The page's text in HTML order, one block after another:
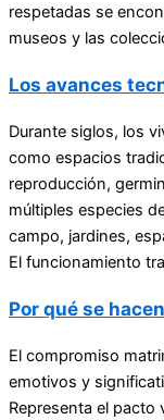
respetadas se
museos y las
Los avances
Durante siglos, los
como espacios
reproducción,
múltiples especies
campo, jardines,
El funcionamiento
Por qué se
El compromiso
emotivos y
Representa el